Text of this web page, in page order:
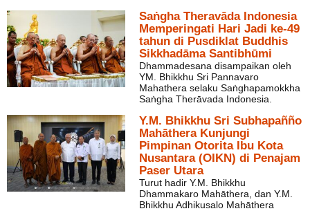
Saṅgha Theravāda Indonesia
Memperingati Hari Jadi ke-49
tahun di Pusdiklat Buddhis
Sikkhadāma Santibhūmi
Dhammadesana disampaikan oleh
YM. Bhikkhu Sri Pannavaro
Mahathera selaku Saṅghapamokkha
Saṅgha Therāvada Indonesia.
Y.M. Bhikkhu Sri Subhapañño
Mahāthera Kunjungi
Pimpinan Otorita Ibu Kota
Nusantara (OIKN) di Penajam
Paser Utara
Turut hadir Y.M. Bhikkhu
Dhammakaro Mahāthera, dan Y.M.
Bhikkhu Adhikusalo Mahāthera